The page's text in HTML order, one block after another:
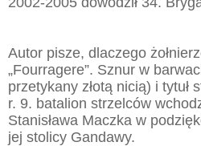
Autor pisze, dlaczego
„Fourragere”. Sznur w
przetykany złotą nicią) i tytuł
r. 9. batalion strzelców
Stanisława Maczka w
jej stolicy Gandawy.